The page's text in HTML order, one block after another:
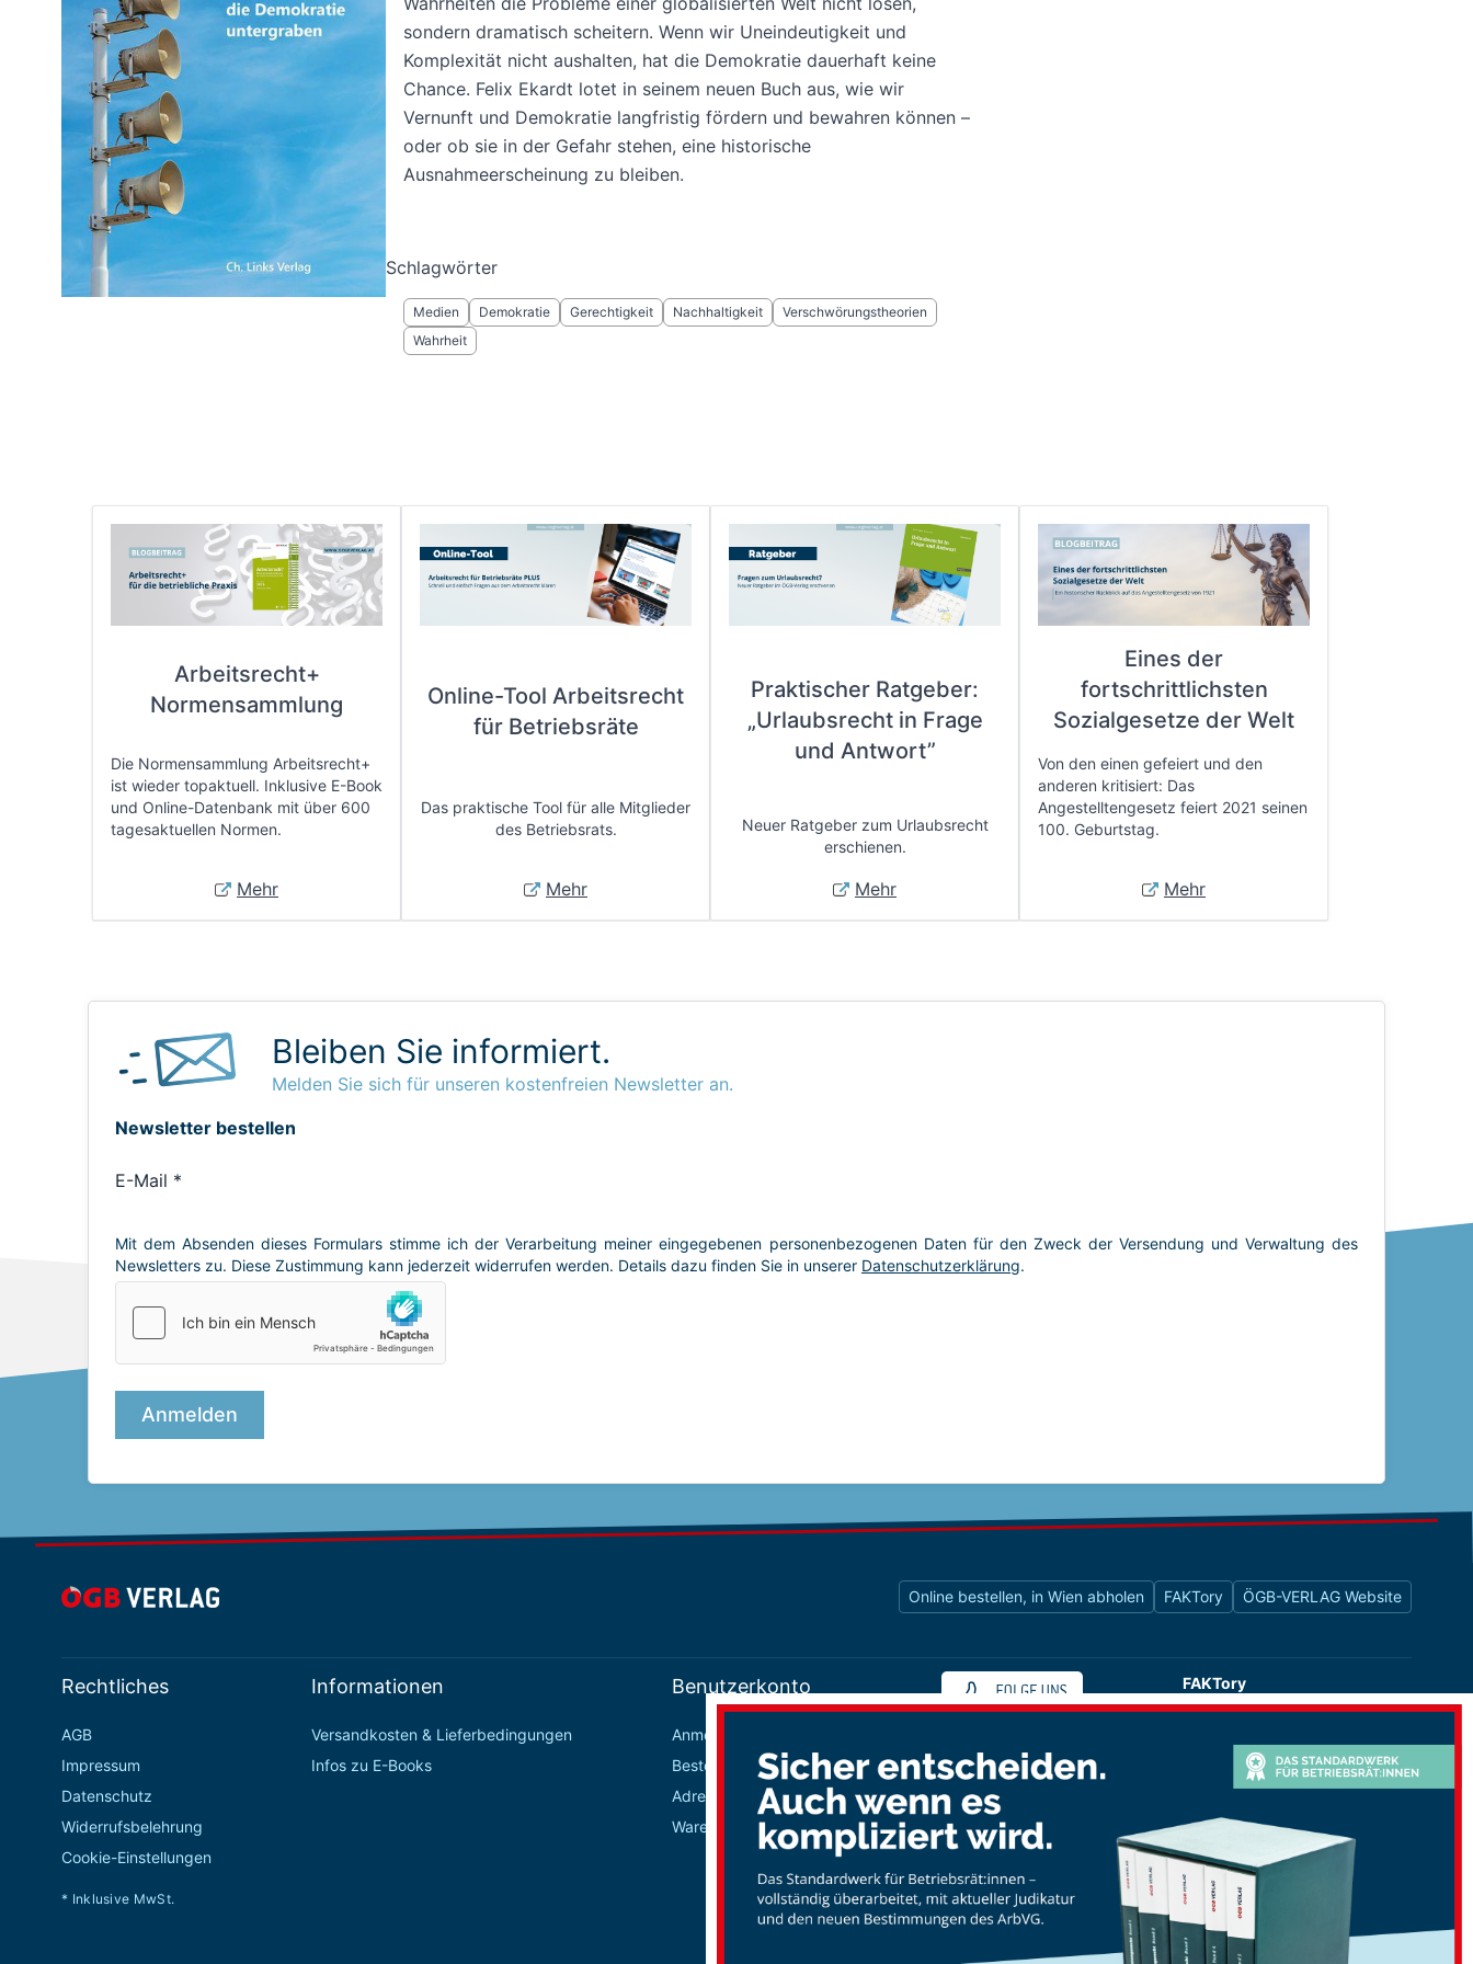
sondern dramatisch scheitern. Wenn wir Uneindeutigkeit und
Komplexität nicht aushalten, hat die Demokratie dauerhaft keine
Chance. Felix Ekardt lotet in seinem neuen Buch aus, wie wir
Vernunft und Demokratie langfristig fördern und bewahren können –
oder ob sie in der Gefahr stehen, eine historische
Ausnahmeerscheinung zu bleiben.
Schlagwörter
Medien Demokratie Gerechtigkeit Nachhaltigkeit
Verschwörungstheorien
Wahrheit
Arbeitsrecht+
Normensammlung
Die Normensammlung Arbeitsrecht+
ist wieder topaktuell. Inklusive E-Book
und Online-Datenbank mit über 600
tagesaktuellen Normen.
Mehr
Online-Tool Arbeitsrecht
für Betriebsräte
Das praktische Tool für alle Mitglieder
des Betriebsrats.
Mehr
Praktischer Ratgeber:
„Urlaubsrecht in Frage
und Antwort”
Neuer Ratgeber zum Urlaubsrecht
erschienen.
Mehr
Eines der
fortschrittlichsten
Sozialgesetze der Welt
Von den einen gefeiert und den
anderen kritisiert: Das
Angestelltengesetz feiert 2021 seinen
100. Geburtstag.
Mehr
Bleiben Sie informiert.
Melden Sie sich für unseren kostenfreien Newsletter an.
Online bestellen, in Wien abholen FAKTory ÖGB-VERLAG Website
Rechtliches
AGB
Impressum
Datenschutz
Widerrufsbelehrung
Cookie-Einstellungen
* Inklusive MwSt.
Informationen
Versandkosten & Lieferbedingungen
Infos zu E-Books
Benutzerkonto
Anmelden / Registrieren
Bestellungen
Adressbuch
Warenkorb
FAKTory
Buchhandlung des ÖGB-Verlags
1010 Wien
Tel: 01 / 405 49 98 / 99132
Fax: 01 / 405 49 98 / 99136
Öffnungszeiten:
Montag bis Freitag
9:00 - 18:00 Uhr
durchgehend